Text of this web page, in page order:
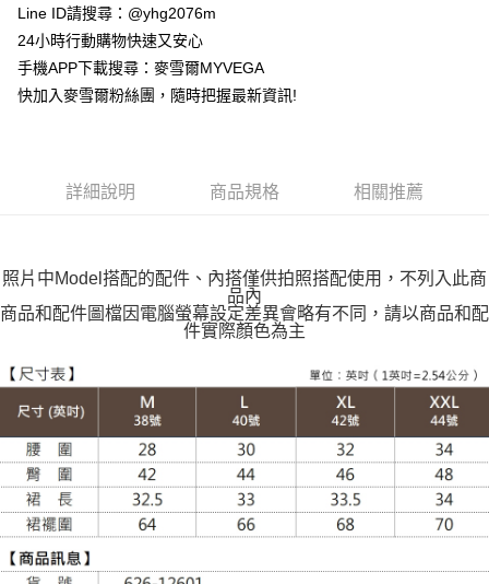
貨到付款
運送方式
全家取貨付款
每筆NT$100，滿NT$599(含以上)免運費
每筆NT$100，滿NT$988(含以上)免運費
付款後萊爾富取貨
每筆NT$100，滿NT$988(含以上)免運費
7-11取貨付款
每筆NT$100，滿NT$988(含以上)免運費
付款後7-11取貨
每筆NT$100，滿NT$988(含以上)免運費
大嘴鳥宅配通
每筆NT$100，滿NT$988(含以上)免運費
Line ID請搜尋：@yhg2076m
24小時行動購物快速又安心
手機APP下載搜尋：麥雪爾MYVEGA
快加入麥雪爾粉絲團，隨時把握最新資訊!
詳細說明 商品規格 相關推薦
照片中Model搭配的配件、內搭僅供拍照搭配使用，不列入此商
品內
商品和配件圖檔因電腦螢幕設定差異會略有不同，請以商品和配
件實際顏色為主